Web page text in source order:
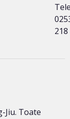
Jiu. Toate